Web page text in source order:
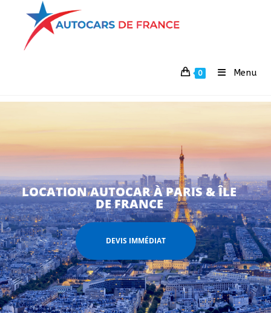
0 Menu
LOCATION AUTOCAR À PARIS & ÎLE
DE FRANCE
DEVIS IMMÉDIAT